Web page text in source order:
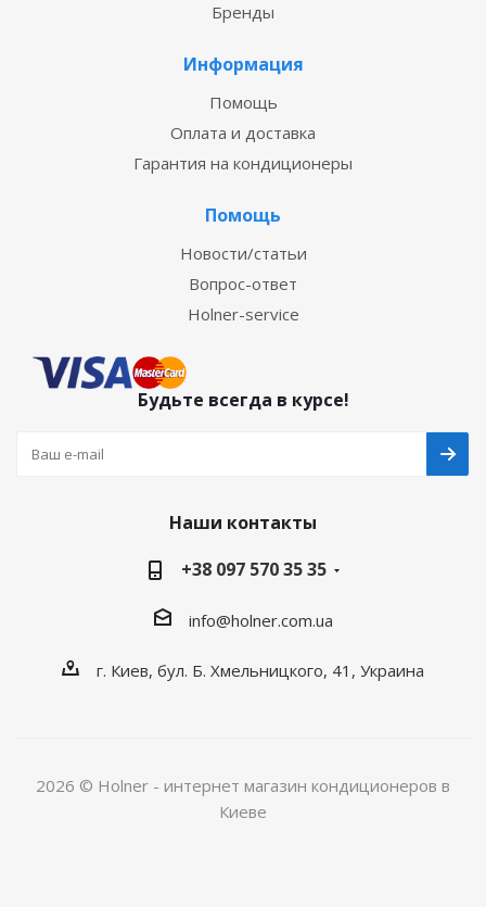
Бренды
Информация
Помощь
Оплата и доставка
Гарантия на кондиционеры
Помощь
Новости/статьи
Вопрос-ответ
Holner-service
Будьте всегда в курсе!
Наши контакты
+38 097 570 35 35
info@holner.com.ua
г. Киев, бул. Б. Хмельницкого, 41, Украина
2026 © Holner - интернет магазин кондиционеров в
Киеве